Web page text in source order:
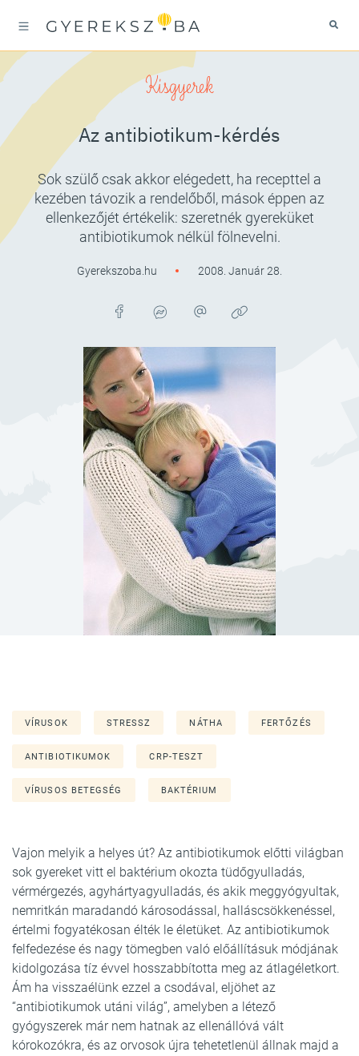
Kisgyerek
Az antibiotikum-kérdés
Sok szülő csak akkor elégedett, ha recepttel a
kezében távozik a rendelőből, mások éppen az
ellenkezőjét értékelik: szeretnék gyereküket
antibiotikumok nélkül fölnevelni.
Gyerekszoba.hu 2008. Január 28.
VÍRUSOK STRESSZ NÁTHA FERTŐZÉS
ANTIBIOTIKUMOK CRP-TESZT
VÍRUSOS BETEGSÉG BAKTÉRIUM
Vajon melyik a helyes út? Az antibiotikumok előtti világban
sok gyereket vitt el baktérium okozta tüdőgyulladás,
vérmérgezés, agyhártyagyulladás, és akik meggyógyultak,
nemritkán maradandó károsodással, halláscsökkenéssel,
értelmi fogyatékosan élték le életüket. Az antibiotikumok
felfedezése és nagy tömegben való előállításuk módjának
kidolgozása tíz évvel hosszabbította meg az átlagéletkort.
Ám ha visszaélünk ezzel a csodával, eljöhet az
“antibiotikumok utáni világ”, amelyben a létező
gyógyszerek már nem hatnak az ellenállóvá vált
kórokozókra, és az orvosok újra tehetetlenül állnak majd a